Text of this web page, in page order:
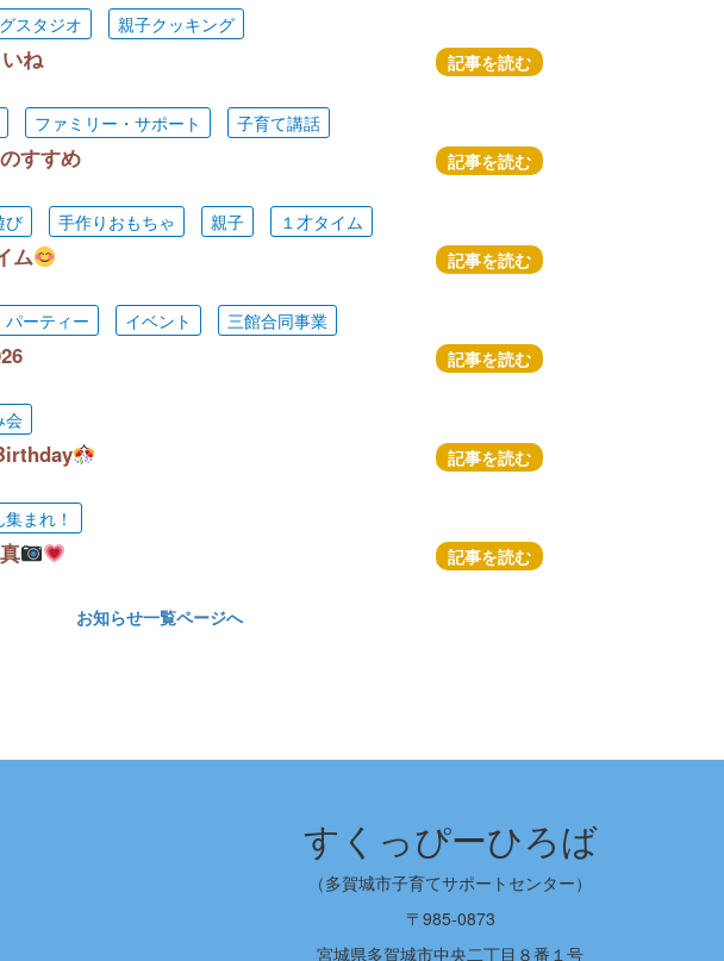
スタジオ 親子クッキング
ね 記事を読む
ファミリー・サポート 子育て講話
すすめ 記事を読む
び 手作りおもちゃ 親子 １才タイム
ム 記事を読む
パーティー イベント 三館合同事業
記事を読む
会
記事を読む
まれ！
記事を読む
お知らせ一覧ページへ
すくっぴーひろば
（多賀城市子育てサポートセンター）
〒985-0873
宮城県多賀城市中央二丁目８番１号